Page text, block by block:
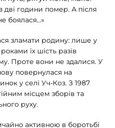
години помер. А після
боялася…»
зламати родину: лише у
їх шість разів
Проте вони не здалися. У
повернулася на
у селі Уч-Коз. З 1987
місцем зборів та
руху.
активною в боротьбі